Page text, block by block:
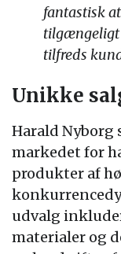
fantastisk
tilgængeligt
tilfreds
Unikke
Harald Nyborg
markedet for
produkter af
udvalg
materialer og